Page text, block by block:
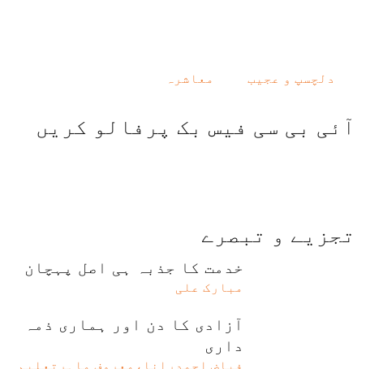
دلچسپ و عجیب معاشرہ
آئی بی سی فیس بک پرفالو کریں
تجزیے و تبصرے
خدمت کا جذبہ ہی اصل پہچان
مبارک علی
آزادی کا دن اور ہماری ذمہ
داری
فیاض احمدرانا،معروف ماہرتعلیم